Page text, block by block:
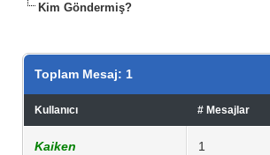
Kim Göndermiş?
Toplam Mesaj: 1
Kullanıcı # Mesajlar
Kaiken 1